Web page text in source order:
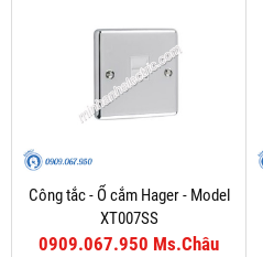
Công tắc - Ổ cắm Hager - Model
XT007SS
0909.067.950 Ms.Châu